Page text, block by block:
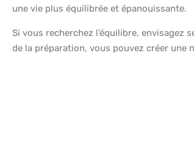
une vie plus équilibrée et épanouissante.
Si vous recherchez l’équilibre,
de la préparation, vous pouvez créer